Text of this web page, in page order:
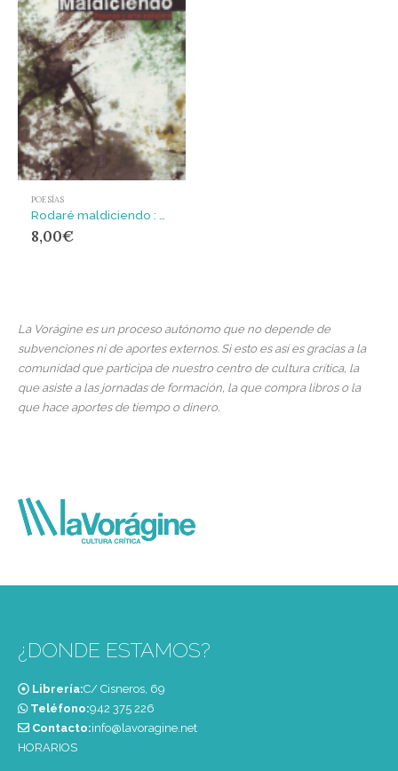
POESÍAS
8,00€
La Vorágine es un proceso autónomo que no depende de
subvenciones ni de aportes externos. Si esto es así es gracias a la
comunidad que participa de nuestro centro de cultura crítica, la
que asiste a las jornadas de formación, la que compra libros o la
que hace aportes de tiempo o dinero.
¿DONDE ESTAMOS?
Librería:C/ Cisneros, 69
Teléfono:‭942 375 226‬
Contacto:info@lavoragine.net
HORARIOS